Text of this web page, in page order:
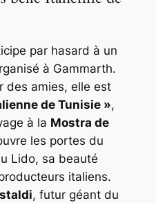
par hasard à un
à Gammarth.
des amies, elle est
de Tunisie »,
à la Mostra de
les portes du
Lido, sa beauté
italiens.
, futur géant du